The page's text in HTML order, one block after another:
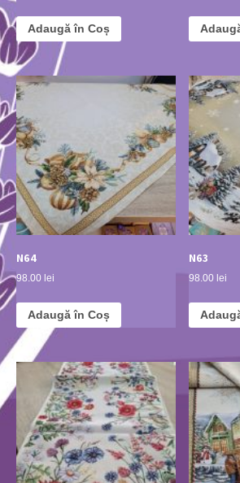
Adaugă în Coș
N64
98.00 lei
Adaugă în Coș
N63
98.00 lei